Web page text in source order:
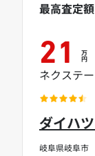
岐阜県岐阜市
ダイハ
最高査定額
21 万
円
ネクステ